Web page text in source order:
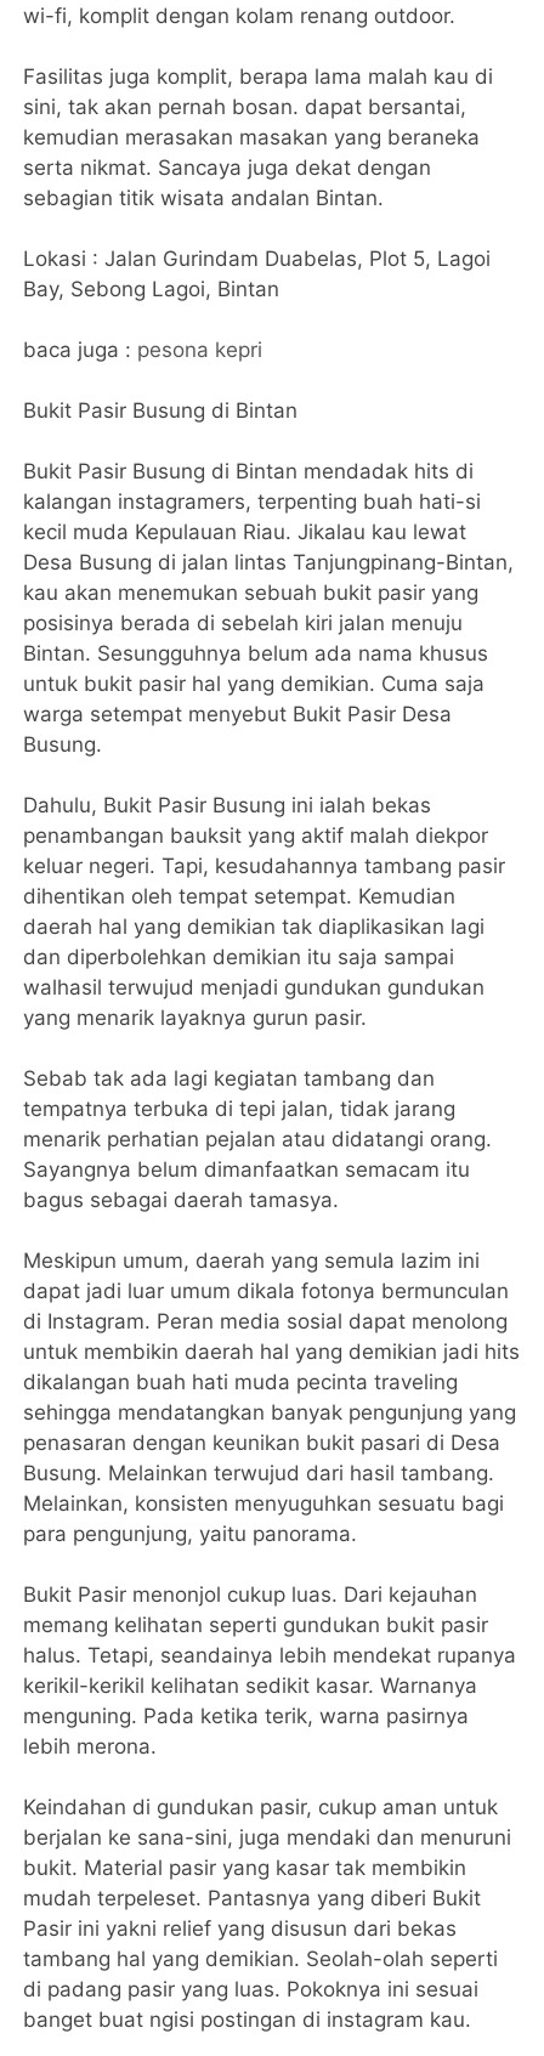
wi-fi, komplit dengan kolam renang outdoor.
Fasilitas juga komplit, berapa lama malah kau di
sini, tak akan pernah bosan. dapat bersantai,
kemudian merasakan masakan yang beraneka
serta nikmat. Sancaya juga dekat dengan
sebagian titik wisata andalan Bintan.
Lokasi : Jalan Gurindam Duabelas, Plot 5, Lagoi
Bay, Sebong Lagoi, Bintan
baca juga : pesona kepri
Bukit Pasir Busung di Bintan
Bukit Pasir Busung di Bintan mendadak hits di
kalangan instagramers, terpenting buah hati-si
kecil muda Kepulauan Riau. Jikalau kau lewat
Desa Busung di jalan lintas Tanjungpinang-Bintan,
kau akan menemukan sebuah bukit pasir yang
posisinya berada di sebelah kiri jalan menuju
Bintan. Sesungguhnya belum ada nama khusus
untuk bukit pasir hal yang demikian. Cuma saja
warga setempat menyebut Bukit Pasir Desa
Busung.
Dahulu, Bukit Pasir Busung ini ialah bekas
penambangan bauksit yang aktif malah diekpor
keluar negeri. Tapi, kesudahannya tambang pasir
dihentikan oleh tempat setempat. Kemudian
daerah hal yang demikian tak diaplikasikan lagi
dan diperbolehkan demikian itu saja sampai
walhasil terwujud menjadi gundukan gundukan
yang menarik layaknya gurun pasir.
Sebab tak ada lagi kegiatan tambang dan
tempatnya terbuka di tepi jalan, tidak jarang
menarik perhatian pejalan atau didatangi orang.
Sayangnya belum dimanfaatkan semacam itu
bagus sebagai daerah tamasya.
Meskipun umum, daerah yang semula lazim ini
dapat jadi luar umum dikala fotonya bermunculan
di Instagram. Peran media sosial dapat menolong
untuk membikin daerah hal yang demikian jadi hits
dikalangan buah hati muda pecinta traveling
sehingga mendatangkan banyak pengunjung yang
penasaran dengan keunikan bukit pasari di Desa
Busung. Melainkan terwujud dari hasil tambang.
Melainkan, konsisten menyuguhkan sesuatu bagi
para pengunjung, yaitu panorama.
Bukit Pasir menonjol cukup luas. Dari kejauhan
memang kelihatan seperti gundukan bukit pasir
halus. Tetapi, seandainya lebih mendekat rupanya
kerikil-kerikil kelihatan sedikit kasar. Warnanya
menguning. Pada ketika terik, warna pasirnya
lebih merona.
Keindahan di gundukan pasir, cukup aman untuk
berjalan ke sana-sini, juga mendaki dan menuruni
bukit. Material pasir yang kasar tak membikin
mudah terpeleset. Pantasnya yang diberi Bukit
Pasir ini yakni relief yang disusun dari bekas
tambang hal yang demikian. Seolah-olah seperti
di padang pasir yang luas. Pokoknya ini sesuai
banget buat ngisi postingan di instagram kau.